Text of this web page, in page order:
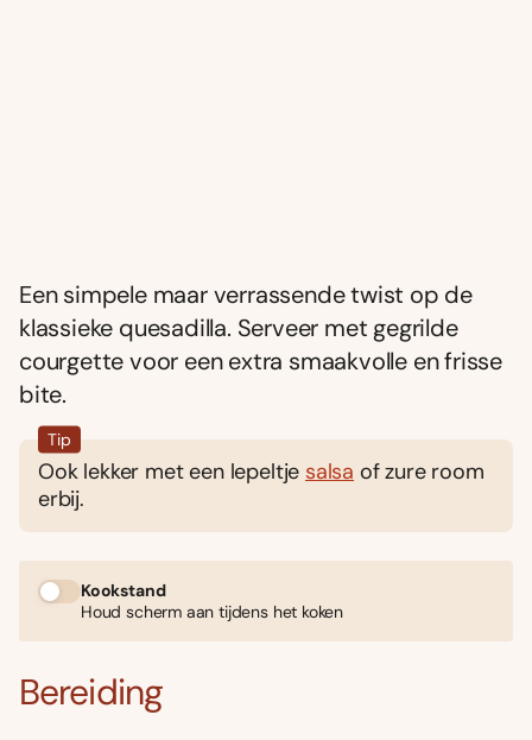
Een simpele maar verrassende twist op de
klassieke quesadilla. Serveer met gegrilde
courgette voor een extra smaakvolle en frisse
bite.
Tip
Ook lekker met een lepeltje salsa of zure room
erbij.
Kookstand
Houd scherm aan tijdens het koken
Bereiding